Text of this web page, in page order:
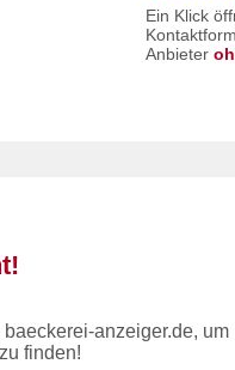
Ein Klick
Anbieter
anzeiger.de, um
finden!